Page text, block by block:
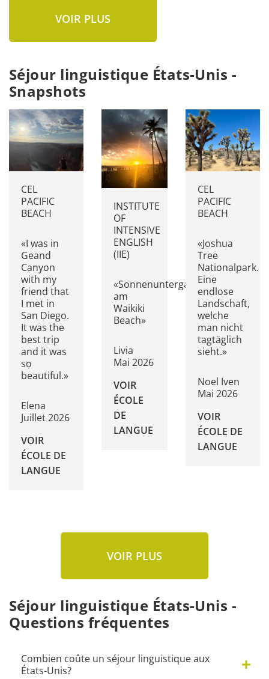
VOIR PLUS
Séjour linguistique États-Unis -
Snapshots
CEL
PACIFIC
BEACH
«I was in
Geand
Canyon
with my
friend that
I met in
San Diego.
It was the
best trip
and it was
so
beautiful.»
Elena
Juillet 2026
VOIR
ÉCOLE DE
LANGUE
INSTITUTE
OF
INTENSIVE
ENGLISH
(IIE)
«Sonnenuntergang
am
Waikiki
Beach»
Livia
Mai 2026
VOIR
ÉCOLE
DE
LANGUE
CEL
PACIFIC
BEACH
«Joshua
Tree
Nationalpark.
Eine
endlose
Landschaft,
welche
man nicht
tagtäglich
sieht.»
Noel Iven
Mai 2026
VOIR
ÉCOLE DE
LANGUE
VOIR PLUS
Séjour linguistique États-Unis -
Questions fréquentes
Combien coûte un séjour linguistique aux
États-Unis?